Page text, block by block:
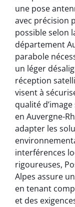
une pose
avec précision
possible selon
département
parabole
un léger
réception
visent à
qualité
en Auvergne-
adapter les
interférences
rigoureuses,
Alpes assure
en tenant
et des